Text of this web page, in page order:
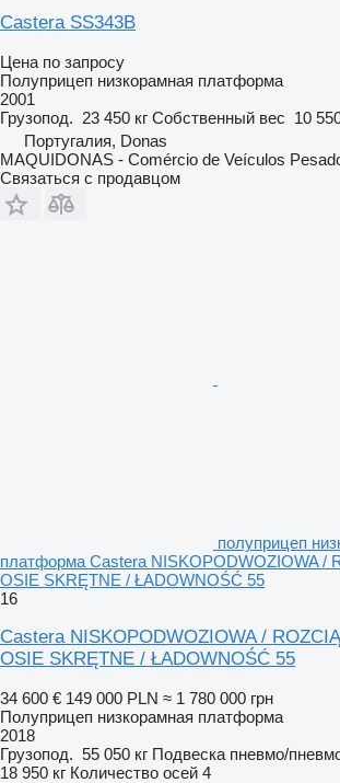
Castera SS343B
Цена по запросу
Полуприцеп низкорамная платформа
2001
Грузопод. 23 450 кг Собственный вес 10
Португалия, Donas
MAQUIDONAS - Comércio de Veículos
Связаться с продавцом
полуприцеп
платформа Castera NISKOPODWOZIOWA /
OSIE SKRĘTNE / ŁADOWNOŚĆ 55
16
Castera NISKOPODWOZIOWA /
OSIE SKRĘTNE / ŁADOWNOŚĆ 55
34 600 € 149 000 PLN ≈ 1 780 000 грн
Полуприцеп низкорамная платформа
2018
Грузопод. 55 050 кг Подвеска пневмо/
18 950 кг Количество осей 4